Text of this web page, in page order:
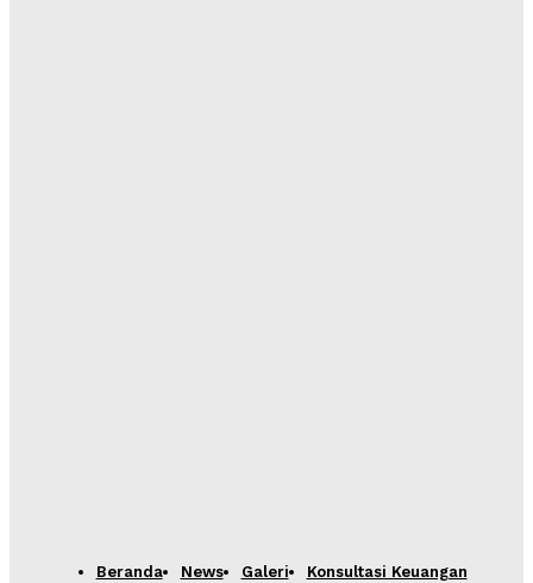
Beranda News Galeri
Konsultasi Keuangan